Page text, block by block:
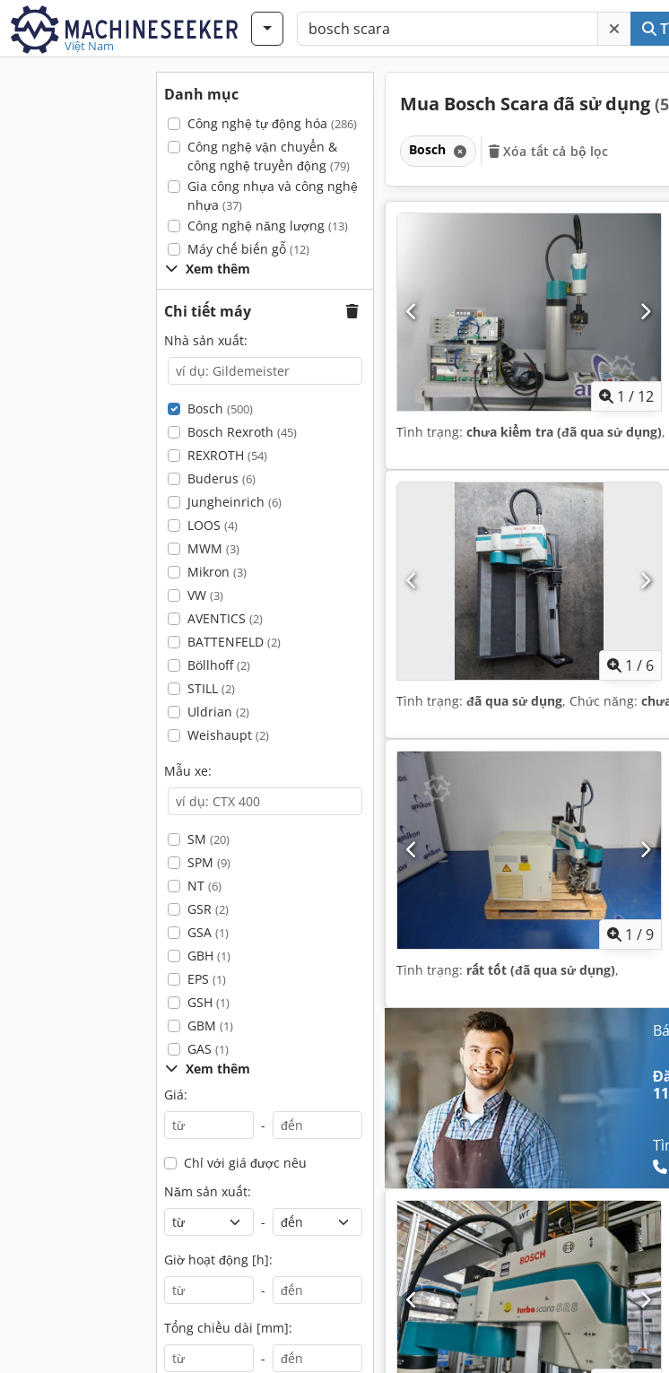
Việt Nam
Danh mục
Công nghệ tự động hóa (286)
Công nghệ vận chuyển &
công nghệ truyền động (79)
Gia công nhựa và công nghệ
nhựa (37)
Công nghệ năng lượng (13)
Máy chế biến gỗ (12)
Xem thêm
Chi tiết máy
Nhà sản xuất:
Bosch (500)
Bosch Rexroth (45)
REXROTH (54)
Buderus (6)
Jungheinrich (6)
LOOS (4)
MWM (3)
Mikron (3)
VW (3)
AVENTICS (2)
BATTENFELD (2)
Böllhoff(2)
STILL (2)
Uldrian (2)
Weishaupt (2)
Mẫu xe:
SM (20)
SPM (9)
NT (6)
GSR (2)
GSA (1)
GBH (1)
EPS (1)
GSH (1)
GBM (1)
GAS (1)
Xem thêm
Giá:
-
Chỉ với giá được nêu
Năm sản xuất:
-
Giờ hoạt động [h]:
-
Tổng chiều dài [mm]:
-
Mua Bosch Scara đã sử dụng
Bosch Xóa tất cả bộ lọc
1 / 12
Tình trạng: chưa kiểm tra (đã qua sử dụng),
1 / 6
Tình trạng: đã qua sử dụng, Chức năng:
1 /9
Tình trạng: rất tốt (đã qua sử dụng),